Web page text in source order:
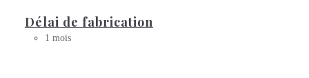
Délai de fabrication
1 mois